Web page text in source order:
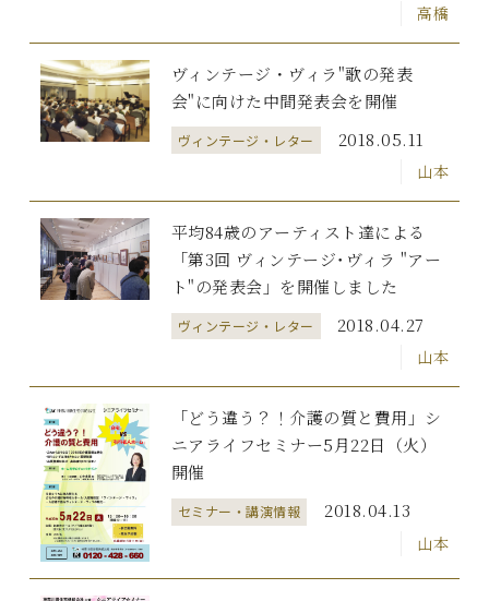
高橋
ヴィンテージ・ヴィラ"歌の発表
会"に向けた中間発表会を開催
ヴィンテージ・レター 2018.05.11
山本
平均84歳のアーティスト達による
「第3回 ヴィンテージ･ヴィラ "アー
ト"の発表会」を開催しました
ヴィンテージ・レター 2018.04.27
山本
「どう違う？！介護の質と費用」シ
ニアライフセミナー5月22日（火）
開催
セミナー・講演情報 2018.04.13
山本